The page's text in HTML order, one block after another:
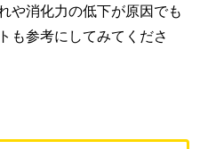
や消化力の低下が原因でも
も参考にしてみてくださ